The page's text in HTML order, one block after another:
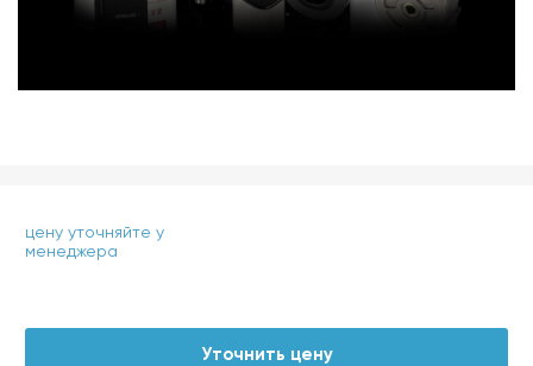
цену уточняйте у
менеджера
Уточнить цену